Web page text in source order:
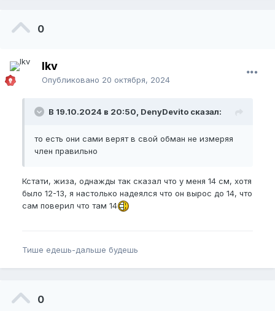
0
lkv
Опубликовано 20 октября, 2024
В 19.10.2024 в 20:50, DenyDevito сказал:
то есть они сами верят в свой обман не измеряя
член правильно
Кстати, жиза, однажды так сказал что у меня 14 см, хотя
было 12-13, я настолько надеялся что он вырос до 14, что
сам поверил что там 14
Тише едешь-дальше будешь
0